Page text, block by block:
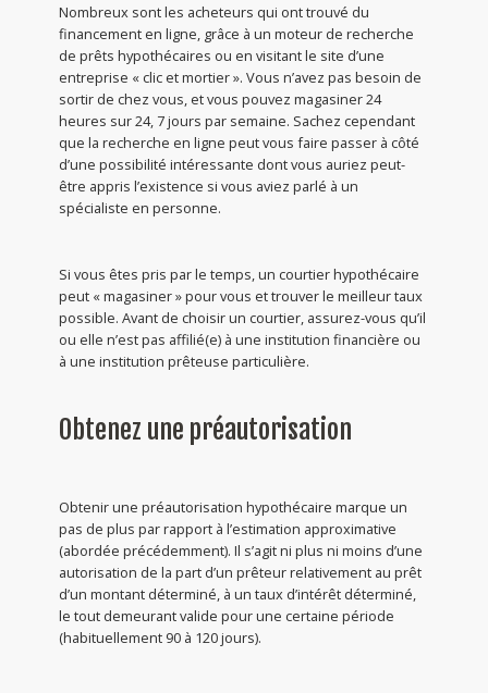
Nombreux sont les acheteurs qui ont trouvé du
financement en ligne, grâce à un moteur de recherche
de prêts hypothécaires ou en visitant le site d’une
entreprise « clic et mortier ». Vous n’avez pas besoin de
sortir de chez vous, et vous pouvez magasiner 24
heures sur 24, 7 jours par semaine. Sachez cependant
que la recherche en ligne peut vous faire passer à côté
d’une possibilité intéressante dont vous auriez peut-
être appris l’existence si vous aviez parlé à un
spécialiste en personne.
Si vous êtes pris par le temps, un courtier hypothécaire
peut « magasiner » pour vous et trouver le meilleur taux
possible. Avant de choisir un courtier, assurez-vous qu’il
ou elle n’est pas affilié(e) à une institution financière ou
à une institution prêteuse particulière.
Obtenez une préautorisation
Obtenir une préautorisation hypothécaire marque un
pas de plus par rapport à l’estimation approximative
(abordée précédemment). Il s’agit ni plus ni moins d’une
autorisation de la part d’un prêteur relativement au prêt
d’un montant déterminé, à un taux d’intérêt déterminé,
le tout demeurant valide pour une certaine période
(habituellement 90 à 120 jours).